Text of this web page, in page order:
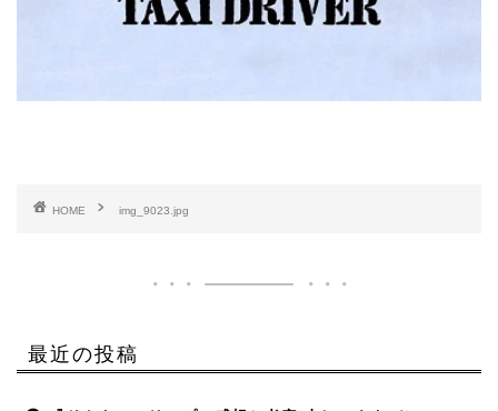
HOME img_9023.jpg
最近の投稿